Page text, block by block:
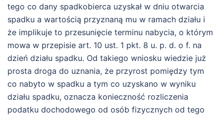
tego co dany spadkobierca uzyskał w dniu otwarcia
spadku a wartością przyznaną mu w ramach działu i
że implikuje to przesunięcie terminu nabycia, o którym
mowa w przepisie art. 10 ust. 1 pkt. 8 u. p. d. o f. na
dzień działu spadku. Od takiego wniosku wiedzie już
prosta droga do uznania, że przyrost pomiędzy tym
co nabyto w spadku a tym co uzyskano w wyniku
działu spadku, oznacza konieczność rozliczenia
podatku dochodowego od osób fizycznych od tego